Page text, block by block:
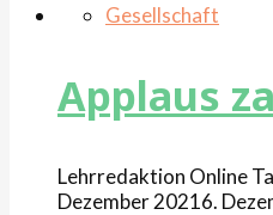
Gesellschaft
Applaus
Lehrredaktion Online
Dezember 20216.